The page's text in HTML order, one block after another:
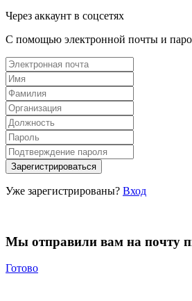
Через аккаунт в соцсетях
С помощью электронной почты и
Уже зарегистрированы? Вход
Мы отправили вам на почту
Готово